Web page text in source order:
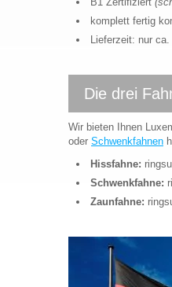
komplett fertig
Lieferzeit: nur
Die drei
Wir bieten Ihnen
oder Schwenkfahnen
Hissfahne:
Schwenkfahne:
Zaunfahne: